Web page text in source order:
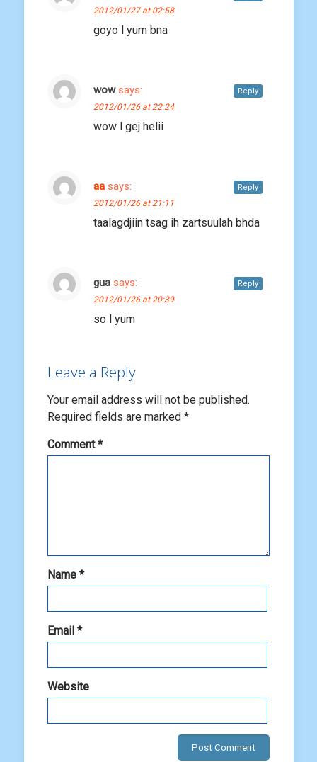
2012/01/27 at 02:58
goyo l yum bna
wow says:
2012/01/26 at 22:24
wow l gej helii
Reply
aa says:
2012/01/26 at 21:11
taalagdjiin tsag ih zartsuulah bhda
Reply
gua says:
2012/01/26 at 20:39
so l yum
Reply
Leave a Reply
Your email address will not be published.
Required fields are marked *
Comment*
Name *
Email *
Website